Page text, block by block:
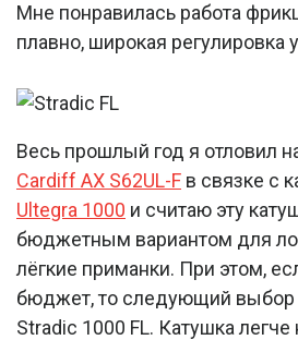
Мне понравилась работа
плавно, широкая регулировка
Весь прошлый год я отловил
Cardiff AX S62UL-F в связке с
Ultegra 1000 и считаю эту
бюджетным вариантом для
лёгкие приманки. При этом,
бюджет, то следующий выбор
Stradic 1000 FL. Катушка легче